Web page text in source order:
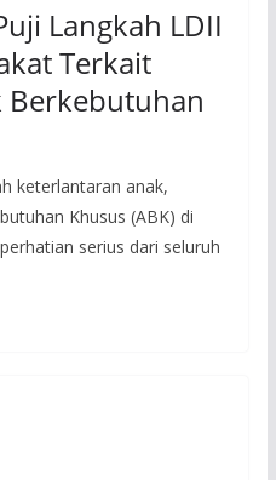
Langkah LDII
Terkait
Berkebutuhan
keterlantaran anak,
Khusus (ABK) di
serius dari seluruh